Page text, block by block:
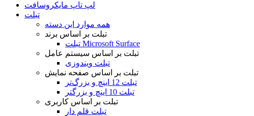
لپ تاپ مایکروسافت
تبلت
همه موارد این دسته
تبلت بر اساس برند
تبلت Microsoft Surface
تبلت بر اساس سیستم عامل
تبلت ویندوزی
تبلت بر اساس صفحه نمایش
تبلت 12 اینچ و بزرگ‌تر
تبلت 10 اینچ و بزرگتر
تبلت بر اساس کاربری
تبلت قلم دار